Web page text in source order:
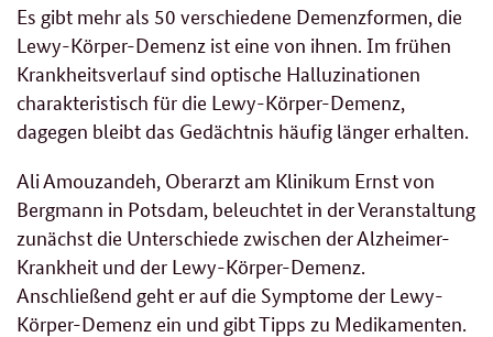
Es gibt mehr als 50 verschiedene Demenzformen, die
Lewy-Körper-Demenz ist eine von ihnen. Im frühen
Krankheitsverlauf sind optische Halluzinationen
charakteristisch für die Lewy-Körper-Demenz,
dagegen bleibt das Gedächtnis häufig länger erhalten.
Ali Amouzandeh, Oberarzt am Klinikum Ernst von
Bergmann in Potsdam, beleuchtet in der Veranstaltung
zunächst die Unterschiede zwischen der Alzheimer-
Krankheit und der Lewy-Körper-Demenz.
Anschließend geht er auf die Symptome der Lewy-
Körper-Demenz ein und gibt Tipps zu Medikamenten.